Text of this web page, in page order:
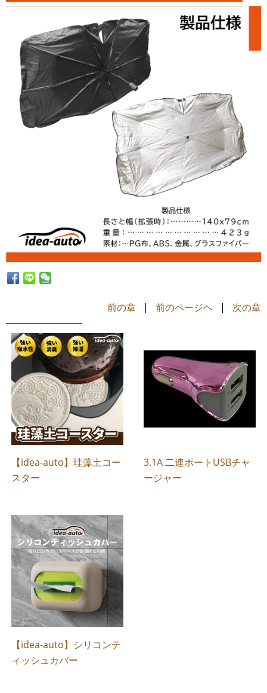
前の章 | 前のページヘ | 次の章
【idea-auto】珪藻土コー
スター
3.1A 二連ポートUSBチャ
ージャー
【idea-auto】シリコンテ
ィッシュカバー